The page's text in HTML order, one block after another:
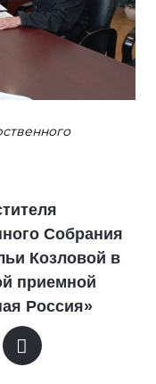
Собрания
Козловой в
приемной
Россия»